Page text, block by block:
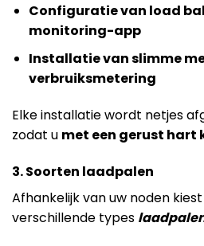
Configuratie van load
monitoring-app
Installatie van slimme
verbruiksmetering
Elke installatie wordt netjes
zodat u met een gerust hart
3. Soorten laadpalen
Afhankelijk van uw noden kiest
verschillende types